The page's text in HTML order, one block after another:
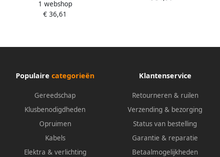
signaalgeel | polyurethaan |
EN812:A1 EN471 | 1 stuk
1 webshop
€ 36,61
Populaire categorieën
Gereedschap
Klusbenodigdheden
Opruimen
Kabels
Elektra & verlichting
Klantenservice
Retourneren & ruilen
Verzending & bezorging
Status van bestelling
Garantie & reparatie
Betaalmogelijkheden